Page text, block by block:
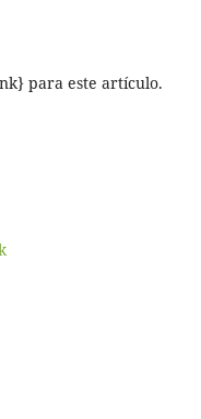
para este artículo.